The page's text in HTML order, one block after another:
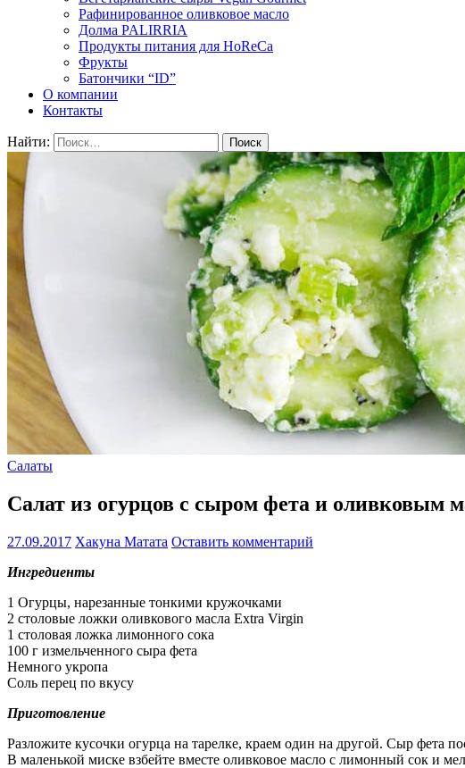
Рафинированное оливковое масло
Долма PALIRRIA
Продукты питания для HoReCa
Фрукты
Батончики “ID”
О компании
Контакты
Найти:
Салаты
Салат из огурцов с сыром фета и оливковым
27.09.2017 Хакуна Матата Оставить комментарий
Ингредиенты
1 Огурцы, нарезанные тонкими кружочками
2 столовые ложки оливкового масла Extra Virgin
1 столовая ложка лимонного сока
100 г измельченного сыра фета
Немного укропа
Соль перец по вкусу
Приготовление
Разложите кусочки огурца на тарелке, краем один на другой. Сыр фета
В маленькой миске взбейте вместе оливковое масло с лимонный сок и